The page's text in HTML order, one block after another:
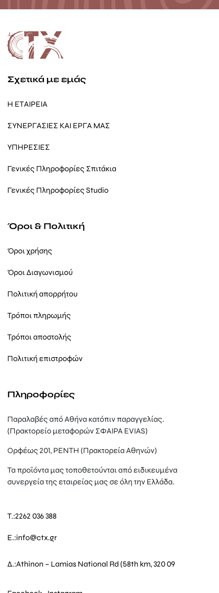
Σχετικά με εμάς
Η ΕΤΑΙΡΕΙΑ
ΣΥΝΕΡΓΑΣΙΕΣ ΚΑΙ ΕΡΓΑ ΜΑΣ
ΥΠΗΡΕΣΙΕΣ
Γενικές Πληροφορίες Σπιτάκια
Γενικές Πληροφορίες Studio
Όροι & Πολιτική
Όροι χρήσης
Όροι Διαγωνισμού
Πολιτική απορρήτου
Τρόποι πληρωμής
Τρόποι αποστολής
Πολιτική επιστροφών
Πληροφορίες
Παραλαβές από Αθήνα κατόπιν παραγγελίας.
(Πρακτορείο μεταφορών ΣΦΑΙΡΑ EVIAS)
Ορφέως 201, ΡΕΝΤΗ (Πρακτορεία Αθηνών)
Τα προϊόντα μας τοποθετούνται από ειδικευμένα
συνεργεία της εταιρείας μας σε όλη την Ελλάδα.
T.:2262 036 388
E.:info@ctx.gr
Δ.:Athinon – Lamias National Rd (58th km, 320 09